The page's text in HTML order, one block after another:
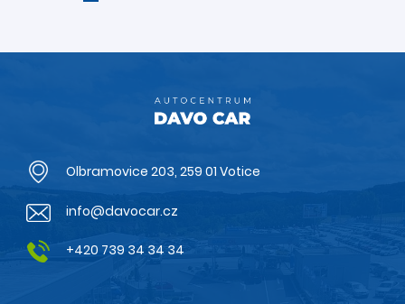
Olbramovice 203, 259 01 Votice
info@davocar.cz
+420 739 34 34 34